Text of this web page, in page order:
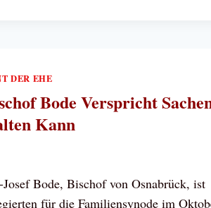
DER EHE
Bode Verspricht
Kann
Bode, Bischof von Osnabrück, ist
für die Familiensynode im